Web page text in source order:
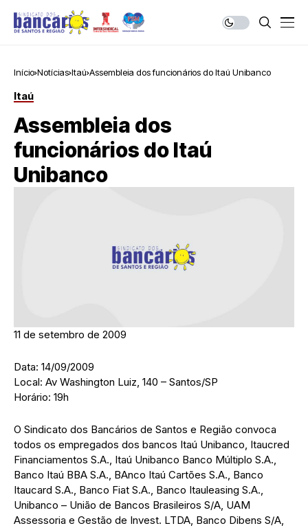
Início Notícias Itaú Assembleia dos funcionários do Itaú Unibanco
Itaú
Assembleia dos
funcionários do Itaú
Unibanco
11 de setembro de 2009
Data: 14/09/2009
Local: Av Washington Luiz, 140 – Santos/SP
Horário: 19h
O Sindicato dos Bancários de Santos e Região convoca
todos os empregados dos bancos Itaú Unibanco, Itaucred
Financiamentos S.A., Itaú Unibanco Banco Múltiplo S.A.,
Banco Itaú BBA S.A., BAnco Itaú Cartões S.A., Banco
Itaucard S.A., Banco Fiat S.A., Banco Itauleasing S.A.,
Unibanco – União de Bancos Brasileiros S/A, UAM
Assessoria e Gestão de Invest. LTDA, Banco Dibens S/A,